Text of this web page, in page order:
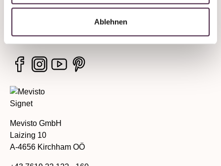
Ablehnen
Legal information
Mevisto GmbH
Laizing 10
A-4656 Kirchham OÖ